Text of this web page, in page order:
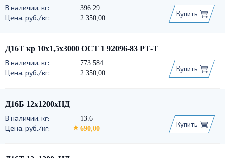
396.29
2 350,00
Купить
Д16Т кр 10х1,5х3000 ОСТ 1 92096-83 РТ-Т
773.584
2 350,00
Купить
Д16Б 12х1200хНД
13.6
690,00
Купить